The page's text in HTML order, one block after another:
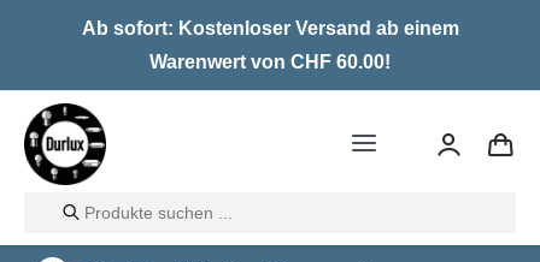
Ab sofort: Kostenloser Versand ab einem
Warenwert von CHF 60.00!
Toggle
Home
Products
search